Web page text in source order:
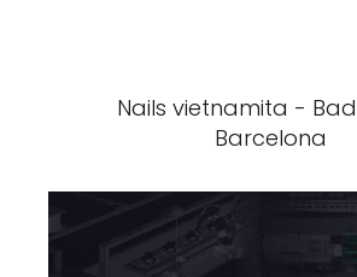
Nails vietnamita -
Barcelona